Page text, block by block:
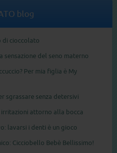
blog
di cioccolato
sensazione del seno materno
Per mia figlia è My
sgrassare senza detersivi
irritazioni attorno alla bocca
lavarsi i denti è un gioco
Cicciobello Bebè Bellissimo!